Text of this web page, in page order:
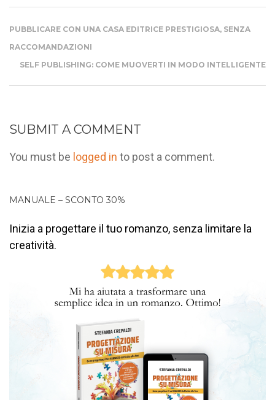
PUBBLICARE CON UNA CASA EDITRICE PRESTIGIOSA, SENZA
RACCOMANDAZIONI
SELF PUBLISHING: COME MUOVERTI IN MODO INTELLIGENTE
SUBMIT A COMMENT
You must be logged in to post a comment.
MANUALE – SCONTO 30%
Inizia a progettare il tuo romanzo, senza limitare la
creatività.